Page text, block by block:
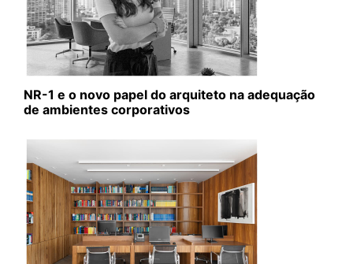
NR-1 e o novo papel do arquiteto na adequação
de ambientes corporativos